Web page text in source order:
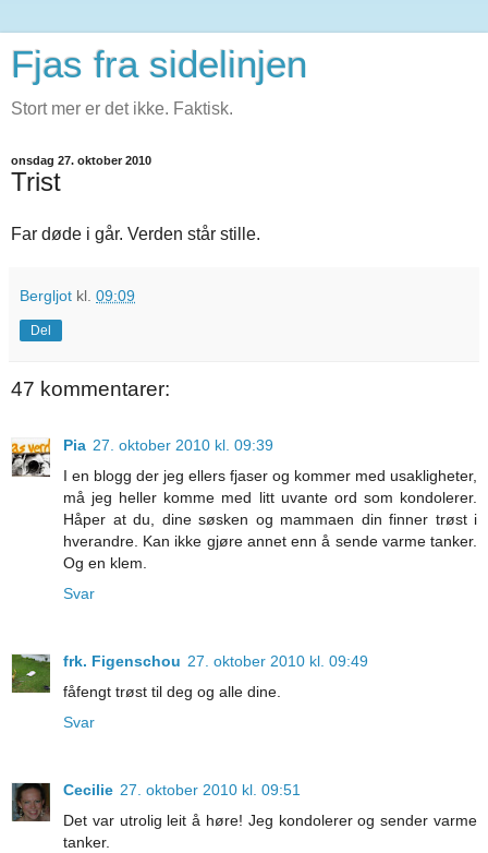
Fjas fra sidelinjen
Stort mer er det ikke. Faktisk.
onsdag 27. oktober 2010
Trist
Far døde i går. Verden står stille.
Bergljot kl. 09:09
Del
47 kommentarer:
Pia 27. oktober 2010 kl. 09:39
I en blogg der jeg ellers fjaser og kommer med usakligheter,
må jeg heller komme med litt uvante ord som kondolerer.
Håper at du, dine søsken og mammaen din finner trøst i
hverandre. Kan ikke gjøre annet enn å sende varme tanker.
Og en klem.
Svar
frk. Figenschou 27. oktober 2010 kl. 09:49
fåfengt trøst til deg og alle dine.
Svar
Cecilie 27. oktober 2010 kl. 09:51
Det var utrolig leit å høre! Jeg kondolerer og sender varme
tanker.